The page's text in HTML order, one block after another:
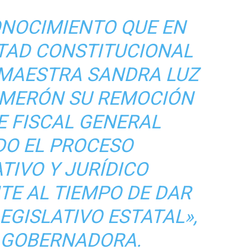
QUE EN
CONSTITUCIONAL
SANDRA LUZ
SU REMOCIÓN
FISCAL GENERAL
EL PROCESO
Y JURÍDICO
AL TIEMPO DE DAR
ESTATAL»,